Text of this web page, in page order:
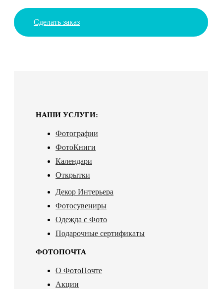
Сделать заказ
НАШИ УСЛУГИ:
Фотографии
ФотоКниги
Календари
Открытки
Декор Интерьера
Фотосувениры
Одежда с Фото
Подарочные сертификаты
ФОТОПОЧТА
О ФотоПочте
Акции